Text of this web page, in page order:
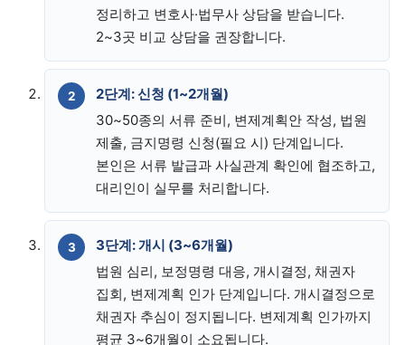
정리하고 변호사·법무사 상담을 받습니다.
2~3곳 비교 상담을 권장합니다.
2단계: 신청 (1~2개월)
30~50종의 서류 준비, 변제계획안 작성, 법원
제출, 금지명령 신청(필요 시) 단계입니다.
본인은 서류 발급과 사실관계 확인에 협조하고,
대리인이 실무를 처리합니다.
3단계: 개시 (3~6개월)
법원 심리, 보정명령 대응, 개시결정, 채권자
집회, 변제계획 인가 단계입니다. 개시결정으로
채권자 추심이 정지됩니다. 변제계획 인가까지
평균 3~6개월이 소요됩니다.